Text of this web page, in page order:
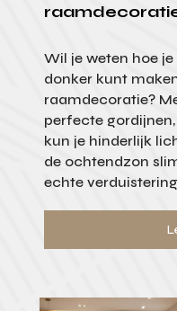
Wil je weten hoe
donker kunt
raamdecoratie?
perfecte
kun je hinderlijk
de ochtendzon
echte